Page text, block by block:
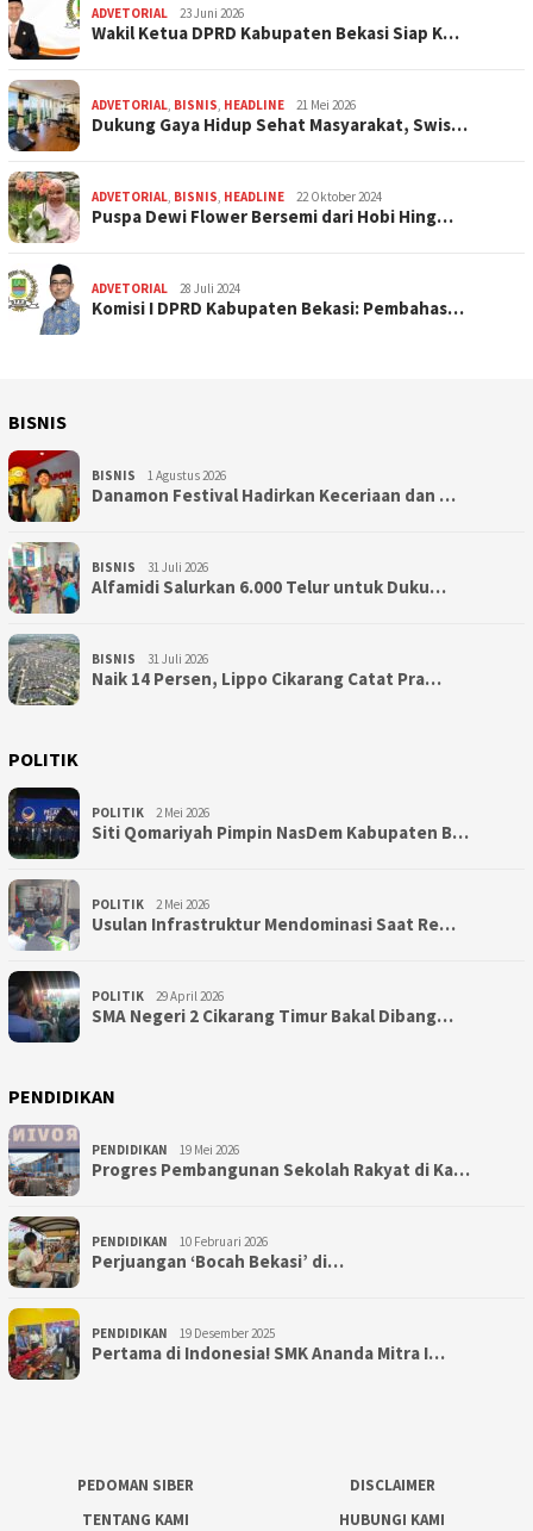
ADVETORIAL 23 Juni 2026
Wakil Ketua DPRD Kabupaten Bekasi Siap K…
ADVETORIAL, BISNIS, HEADLINE 21 Mei 2026
Dukung Gaya Hidup Sehat Masyarakat, Swis…
ADVETORIAL, BISNIS, HEADLINE 22 Oktober 2024
Puspa Dewi Flower Bersemi dari Hobi Hing…
ADVETORIAL 28 Juli 2024
Komisi I DPRD Kabupaten Bekasi: Pembahas…
BISNIS
BISNIS 1 Agustus 2026
Danamon Festival Hadirkan Keceriaan dan …
BISNIS 31 Juli 2026
Alfamidi Salurkan 6.000 Telur untuk Duku…
BISNIS 31 Juli 2026
Naik 14 Persen, Lippo Cikarang Catat Pra…
POLITIK
POLITIK 2 Mei 2026
Siti Qomariyah Pimpin NasDem Kabupaten B…
POLITIK 2 Mei 2026
Usulan Infrastruktur Mendominasi Saat Re…
POLITIK 29 April 2026
SMA Negeri 2 Cikarang Timur Bakal Dibang…
PENDIDIKAN
PENDIDIKAN 19 Mei 2026
Progres Pembangunan Sekolah Rakyat di Ka…
PENDIDIKAN 10 Februari 2026
Perjuangan ‘Bocah Bekasi’ di…
PENDIDIKAN 19 Desember 2025
Pertama di Indonesia! SMK Ananda Mitra I…
PEDOMAN SIBER
DISCLAIMER
TENTANG KAMI
HUBUNGI KAMI